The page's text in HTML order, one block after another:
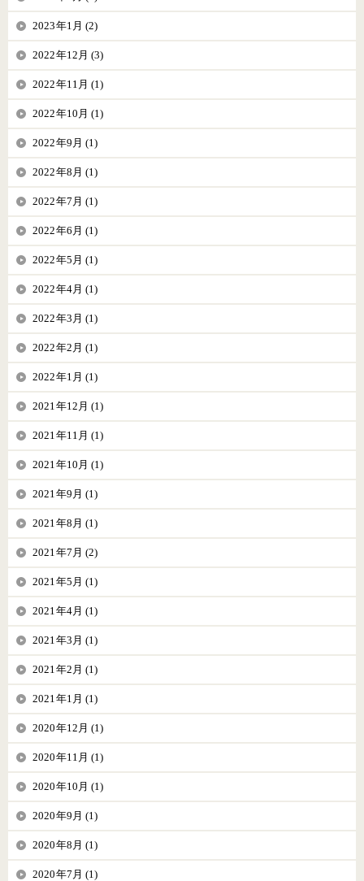
2023年1月 (2)
2022年12月 (3)
2022年11月 (1)
2022年10月 (1)
2022年9月 (1)
2022年8月 (1)
2022年7月 (1)
2022年6月 (1)
2022年5月 (1)
2022年4月 (1)
2022年3月 (1)
2022年2月 (1)
2022年1月 (1)
2021年12月 (1)
2021年11月 (1)
2021年10月 (1)
2021年9月 (1)
2021年8月 (1)
2021年7月 (2)
2021年5月 (1)
2021年4月 (1)
2021年3月 (1)
2021年2月 (1)
2021年1月 (1)
2020年12月 (1)
2020年11月 (1)
2020年10月 (1)
2020年9月 (1)
2020年8月 (1)
2020年7月 (1)